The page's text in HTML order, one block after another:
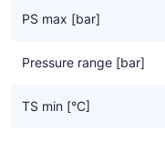
PS max [bar]
Pressure range [bar]
TS min [°C]